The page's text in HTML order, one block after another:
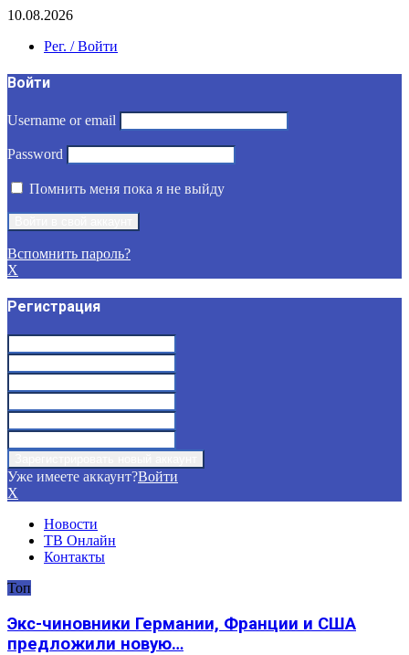
10.08.2026
Рег. / Войти
Войти
Username or email
Password
Помнить меня пока я не выйду
Вспомнить пароль?
X
Регистрация
Уже имеете аккаунт?Войти
X
Новости
ТВ Онлайн
Контакты
Топ
Экс-чиновники Германии, Франции и США
предложили новую…